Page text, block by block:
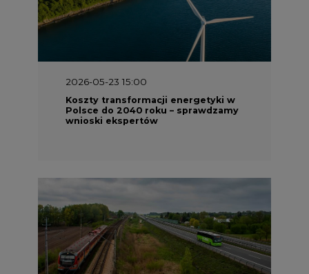
2026-05-23 15:00
Koszty transformacji energetyki w
Polsce do 2040 roku – sprawdzamy
wnioski ekspertów